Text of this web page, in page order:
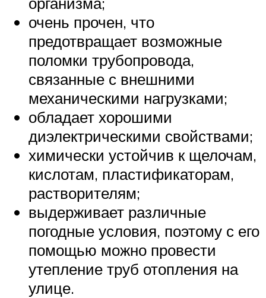
очень прочен, что
предотвращает возможные
поломки трубопровода,
связанные с внешними
механическими нагрузками;
обладает хорошими
диэлектрическими свойствами;
химически устойчив к щелочам,
кислотам, пластификаторам,
растворителям;
выдерживает различные
погодные условия, поэтому с его
помощью можно провести
утепление труб отопления на
улице.